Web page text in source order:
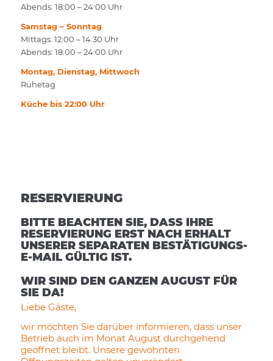
Abends: 18:00 – 24:00 Uhr
Samstag – Sonntag
Mittags: 12:00 – 14:30 Uhr
Abends: 18:00 – 24:00 Uhr
Montag, Dienstag, Mittwoch
Ruhetag
Küche bis 22:00 Uhr
RESERVIERUNG
BITTE BEACHTEN SIE, DASS IHRE
RESERVIERUNG ERST NACH ERHALT
UNSERER SEPARATEN BESTÄTIGUNGS-
E-MAIL GÜLTIG IST.
WIR SIND DEN GANZEN AUGUST FÜR
SIE DA!
Liebe Gäste,
wir möchten Sie darüber informieren, dass unser
Betrieb auch im Monat August durchgehend
geöffnet bleibt. Unsere gewohnten